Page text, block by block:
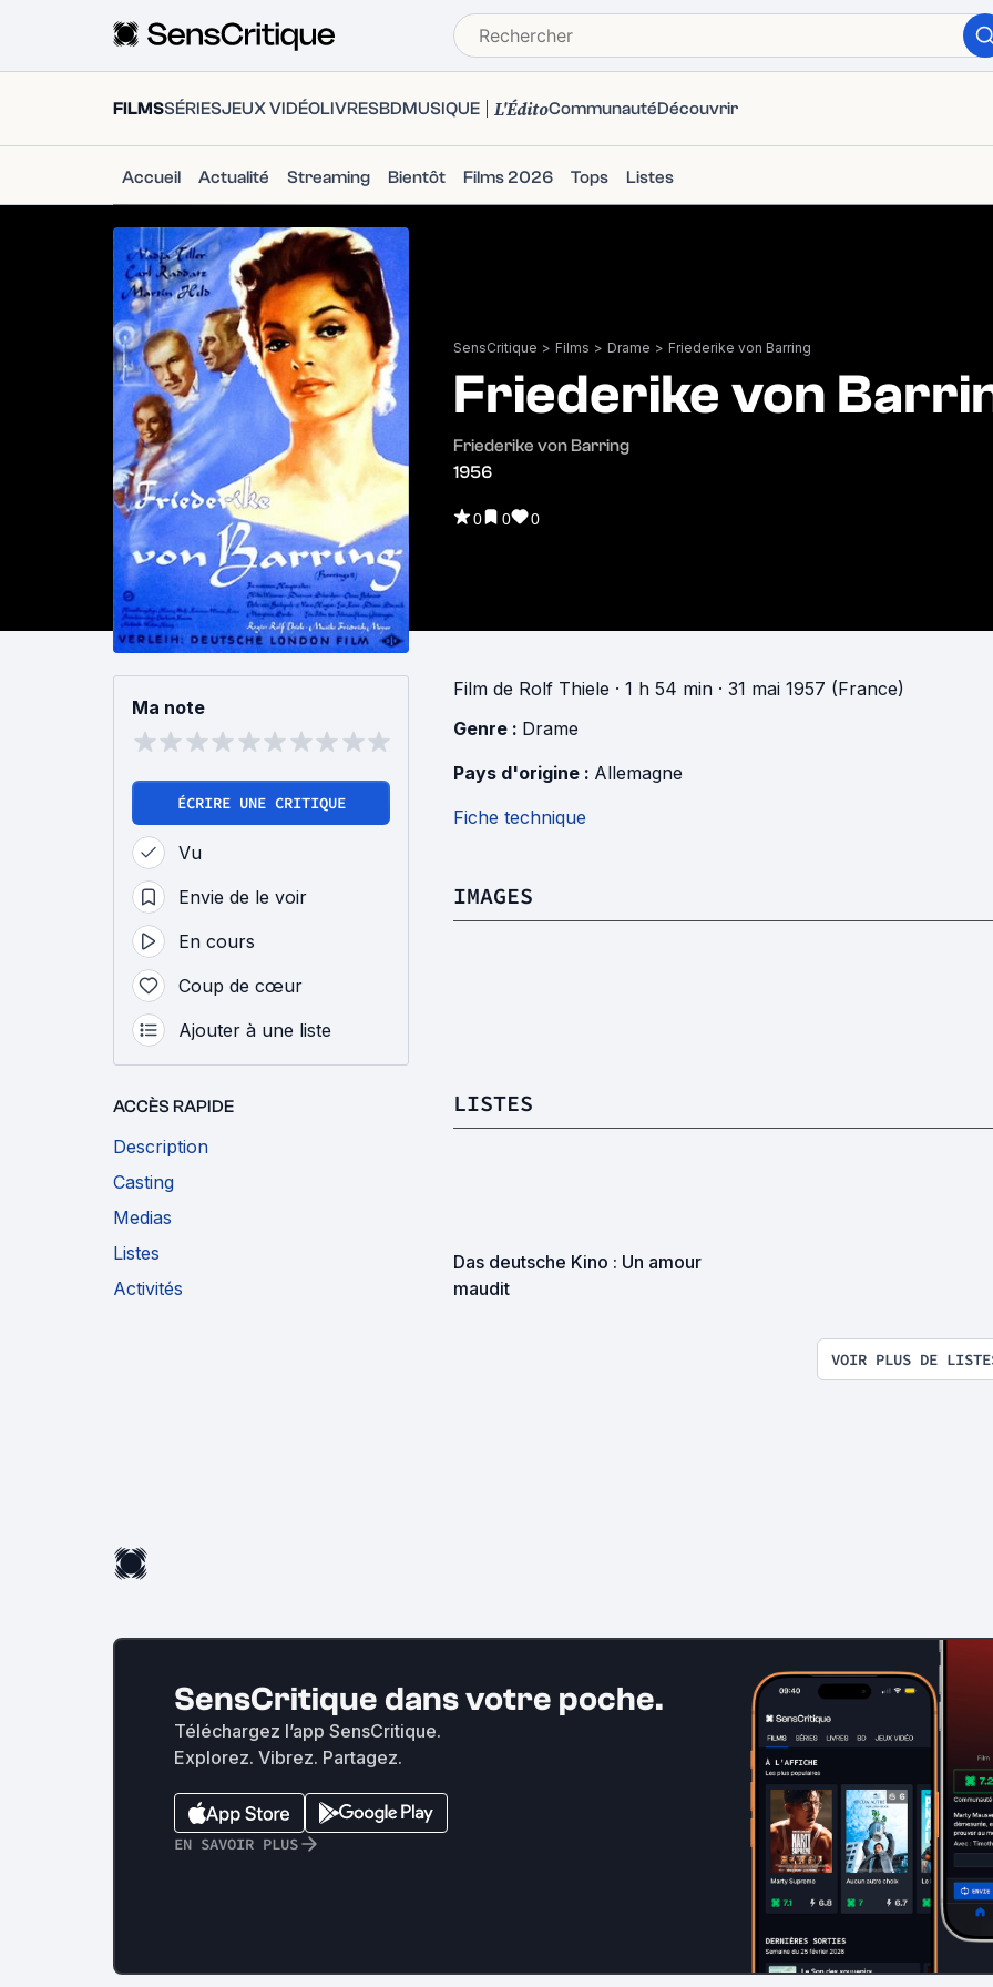
FILMSSÉRIESJEUX VIDÉOLIVRESBDMUSIQUE L'ÉditoCommunautéDécouvrir
Accueil Actualité Streaming Bientôt Films 2026 Tops Listes
SensCritique > Films > Drame > Friederike von Barring
Friederike von
Friederike von Barring
1956
0 0 0
Ma note
ÉCRIRE UNE CRITIQUE
Vu
Envie de le voir
En cours
Coup de cœur
Ajouter à une liste
ACCÈS RAPIDE
Description
Casting
Medias
Listes
Activités
Film de Rolf Thiele · 1 h 54 min · 31 mai 1957 (France)
Genre : Drame
Pays d'origine : Allemagne
Fiche technique
IMAGES
LISTES
Das deutsche Kino : Un amour
maudit
VOIR PLUS DE
SensCritique dans votre poche.
Téléchargez l’app SensCritique.
Explorez. Vibrez. Partagez.
EN SAVOIR PLUS